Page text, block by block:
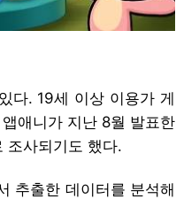
다. 19세 이상 이용가 게
애니가 지난 8월 발표한
조사되기도 했다.
추출한 데이터를 분석해